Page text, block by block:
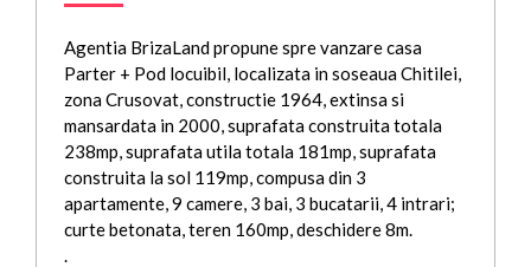
Agentia BrizaLand propune spre vanzare casa
Parter + Pod locuibil, localizata in soseaua Chitilei,
zona Crusovat, constructie 1964, extinsa si
mansardata in 2000, suprafata construita totala
238mp, suprafata utila totala 181mp, suprafata
construita la sol 119mp, compusa din 3
apartamente, 9 camere, 3 bai, 3 bucatarii, 4 intrari;
curte betonata, teren 160mp, deschidere 8m.
.